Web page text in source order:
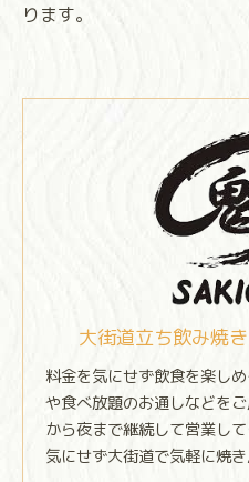
ります。
大街道立ち飲み焼
料金を気にせず飲食を楽し
や食べ放題のお通しなどを
から夜まで継続して営業し
気にせず大街道で気軽に焼き